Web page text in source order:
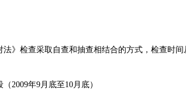
检查采取自查和抽查相结合的方式，检查时间
年9月底至10月底）